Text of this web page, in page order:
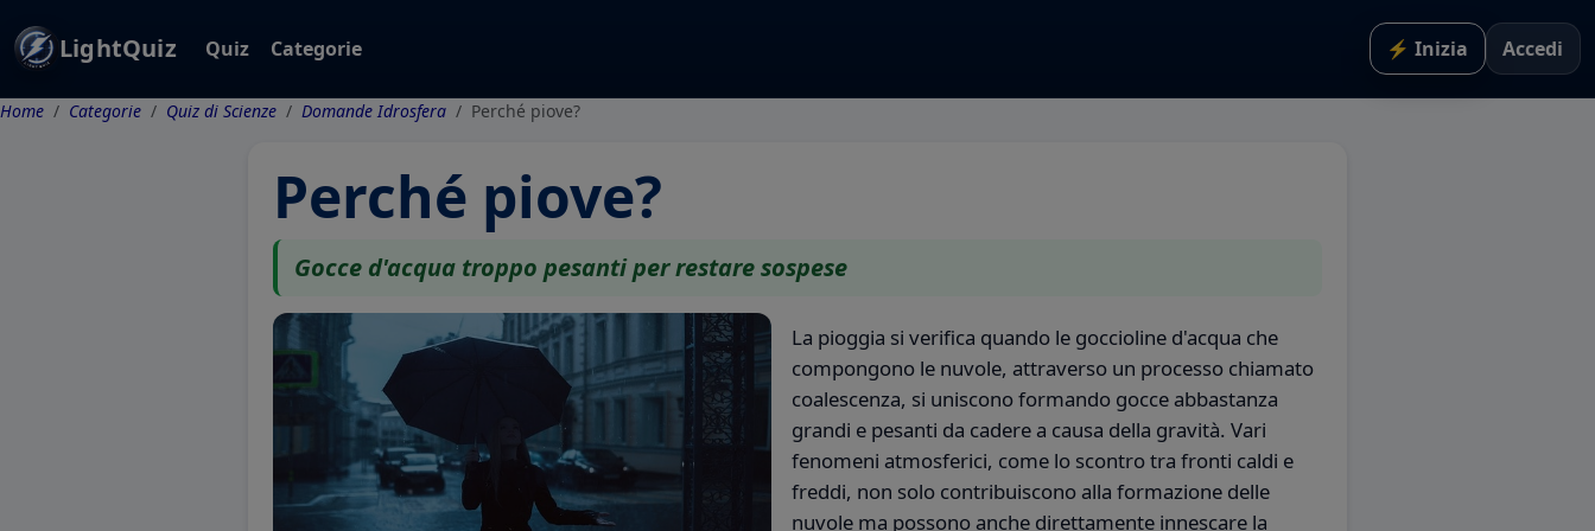
LightQuiz Quiz Categorie ⚡ Inizia Accedi
Home Categorie Quiz di Scienze Domande Idrosfera Perché piove?
Perché piove?
Gocce d'acqua troppo pesanti per restare sospese
La pioggia si verifica quando le goccioline d'acqua che
compongono le nuvole, attraverso un processo chiamato
coalescenza, si uniscono formando gocce abbastanza
grandi e pesanti da cadere a causa della gravità. Vari
fenomeni atmosferici, come lo scontro tra fronti caldi e
freddi, non solo contribuiscono alla formazione delle
nuvole ma possono anche direttamente innescare la